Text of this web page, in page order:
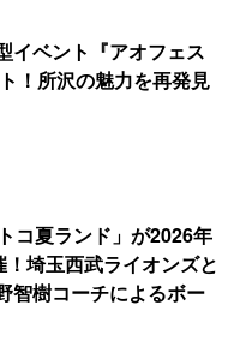
イベント『アオフェス
！所沢の魅力を再発見
コ夏ランド」が2026年
埼玉西武ライオンズと
智樹コーチによるボー